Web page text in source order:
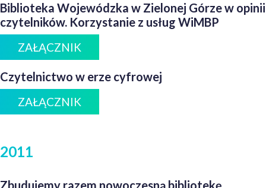
Biblioteka Wojewódzka w Zielonej Górze w opinii
czytelników. Korzystanie z usług WiMBP
ZAŁĄCZNIK
Czytelnictwo w erze cyfrowej
ZAŁĄCZNIK
2011
Zbudujemy razem nowoczesną bibliotekę